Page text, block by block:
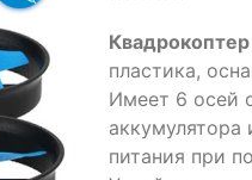
out
on
customer
ratings
пластика,
Имеет 6 осей
аккумулятора
питания при